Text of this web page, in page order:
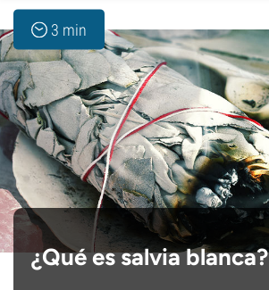
3 min
¿Qué es salvia blanca?